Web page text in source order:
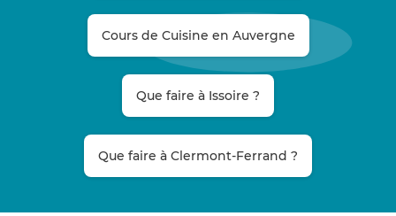
Cours de Cuisine en Auvergne
Que faire à Issoire ?
Que faire à Clermont-Ferrand ?